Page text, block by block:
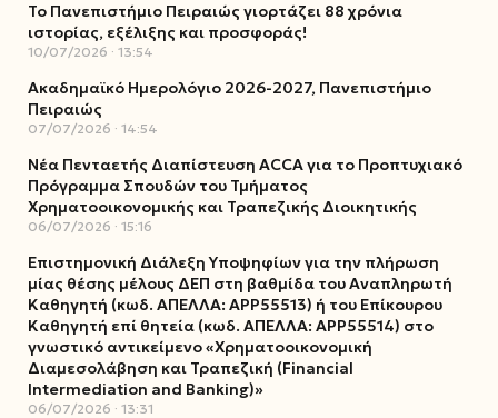
Το Πανεπιστήμιο Πειραιώς γιορτάζει 88 χρόνια
ιστορίας, εξέλιξης και προσφοράς!
10/07/2026 13:54
Ακαδημαϊκό Ημερολόγιο 2026-2027, Πανεπιστήμιο
Πειραιώς
07/07/2026 14:54
Νέα Πενταετής Διαπίστευση ACCA για το Προπτυχιακό
Πρόγραμμα Σπουδών του Τμήματος
Χρηματοοικονομικής και Τραπεζικής Διοικητικής
06/07/2026 15:16
Επιστημονική Διάλεξη Υποψηφίων για την πλήρωση
μίας θέσης μέλους ΔΕΠ στη βαθμίδα του Αναπληρωτή
Καθηγητή (κωδ. ΑΠΕΛΛΑ: ΑΡΡ55513) ή του Επίκουρου
Καθηγητή επί θητεία (κωδ. ΑΠΕΛΛΑ: ΑΡΡ55514) στο
γνωστικό αντικείμενο «Χρηματοοικονομική
Διαμεσολάβηση και Τραπεζική (Financial
Intermediation and Banking)»
06/07/2026 13:31